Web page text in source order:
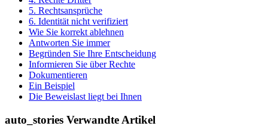
5. Rechtsansprüche
6. Identität nicht verifiziert
Wie Sie korrekt ablehnen
Antworten Sie immer
Begründen Sie Ihre Entscheidung
Informieren Sie über Rechte
Dokumentieren
Ein Beispiel
Die Beweislast liegt bei Ihnen
auto_stories Verwandte Artikel